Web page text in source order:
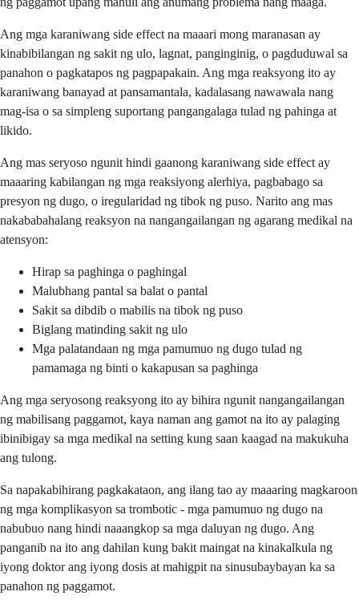
Ang mga karaniwang side effect na maaari mong maranasan ay
kinabibilangan ng sakit ng ulo, lagnat, panginginig, o pagduduwal sa
panahon o pagkatapos ng pagpapakain. Ang mga reaksyong ito ay
karaniwang banayad at pansamantala, kadalasang nawawala nang
mag-isa o sa simpleng suportang pangangalaga tulad ng pahinga at
likido.
Ang mas seryoso ngunit hindi gaanong karaniwang side effect ay
maaaring kabilangan ng mga reaksiyong alerhiya, pagbabago sa
presyon ng dugo, o iregularidad ng tibok ng puso. Narito ang mas
nakababahalang reaksyon na nangangailangan ng agarang medikal na
atensyon:
Hirap sa paghinga o paghingal
Malubhang pantal sa balat o pantal
Sakit sa dibdib o mabilis na tibok ng puso
Biglang matinding sakit ng ulo
Mga palatandaan ng mga pamumuo ng dugo tulad ng
pamamaga ng binti o kakapusan sa paghinga
Ang mga seryosong reaksyong ito ay bihira ngunit nangangailangan
ng mabilisang paggamot, kaya naman ang gamot na ito ay palaging
ibinibigay sa mga medikal na setting kung saan kaagad na makukuha
ang tulong.
Sa napakabihirang pagkakataon, ang ilang tao ay maaaring magkaroon
ng mga komplikasyon sa trombotic - mga pamumuo ng dugo na
nabubuo nang hindi naaangkop sa mga daluyan ng dugo. Ang
panganib na ito ang dahilan kung bakit maingat na kinakalkula ng
iyong doktor ang iyong dosis at mahigpit na sinusubaybayan ka sa
panahon ng paggamot.